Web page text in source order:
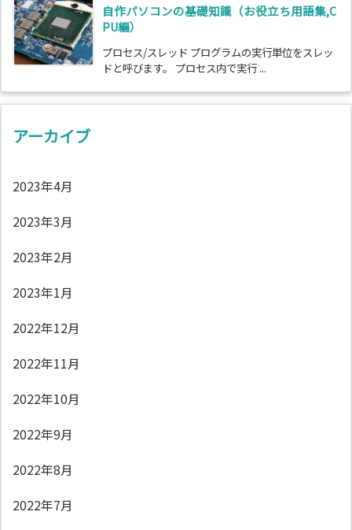
自作パソコンの基礎知識（お役立ち用語集,C
PU編）
プロセス/スレッド プログラムの実行単位をスレッ
ドと呼びます。 プロセス内で実行 ...
アーカイブ
2023年4月
2023年3月
2023年2月
2023年1月
2022年12月
2022年11月
2022年10月
2022年9月
2022年8月
2022年7月